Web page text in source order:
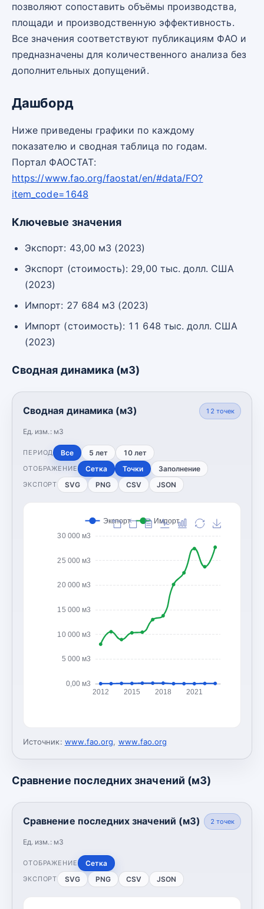
позволяют сопоставить объёмы производства,
площади и производственную эффективность.
Все значения соответствуют публикациям ФАО и
предназначены для количественного анализа без
дополнительных допущений.
Дашборд
Ниже приведены графики по каждому
показателю и сводная таблица по годам.
Портал ФАОСТАТ:
https://www.fao.org/faostat/en/#data/FO?
item_code=1648
Ключевые значения
Экспорт: 43,00 м3 (2023)
Экспорт (стоимость): 29,00 тыс. долл. США
(2023)
Импорт: 27 684 м3 (2023)
Импорт (стоимость): 11 648 тыс. долл. США
(2023)
Сводная динамика (м3)
Сводная динамика (м3)
Ед. изм.: м3
12 точек
ПЕРИОД Все 5 лет 10 лет
ОТОБРАЖЕНИЕ Сетка Точки Заполнение
ЭКСПОРТ SVG PNG CSV JSON
0,00 м3
5 000 м3
10 000 м3
15 000 м3
20 000 м3
25 000 м3
30 000 м3
2012 2015 2018 2021
Экспорт Импорт
Источник: www.fao.org, www.fao.org
Сравнение последних значений (м3)
Сравнение последних значений (м3)
Ед. изм.: м3
2 точек
ОТОБРАЖЕНИЕ Сетка
ЭКСПОРТ SVG PNG CSV JSON